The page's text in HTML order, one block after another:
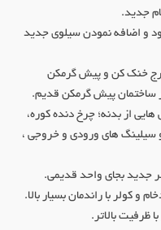
جدید.
و اضافه نمودن سیلوی جدید
خنک کن و پیش گرمکن
ساختمان پیش گرمکن قدیم.
از بدنه؛ چرخ دنده کوره،
سیلینگ های ورودی و خروجی ،
جدید بجای واحد قدیمی.
کولر با راندمان بسیار بالا.
ظرفیت بالاتر.